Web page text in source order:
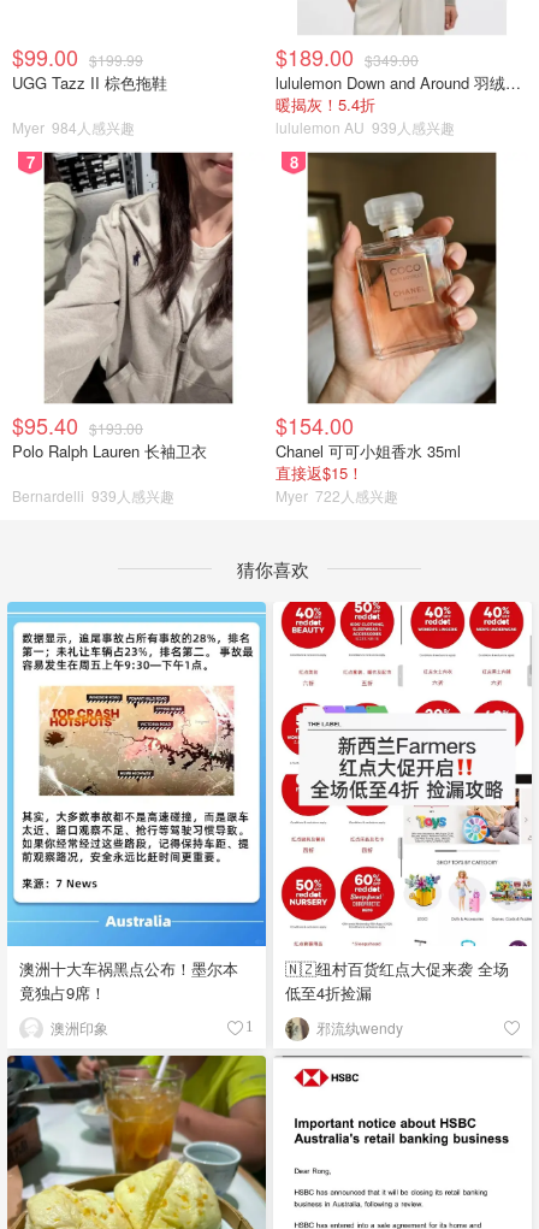
$99.00 $199.99
UGG Tazz II 棕色拖鞋
Myer 984人感兴趣
$189.00 $349.00
lululemon Down and Around 羽绒夹克
暖揭灰！5.4折
lululemon AU 939人感兴趣
7
$95.40 $193.00
Polo Ralph Lauren 长袖卫衣
Bernardelli 939人感兴趣
8
$154.00
Chanel 可可小姐香水 35ml
直接返$15！
Myer 722人感兴趣
猜你喜欢
澳洲十大车祸黑点公布！墨尔本
竟独占9席！
澳洲印象 1
🇳🇿纽村百货红点大促来袭 全场
低至4折捡漏
邪流纨wendy